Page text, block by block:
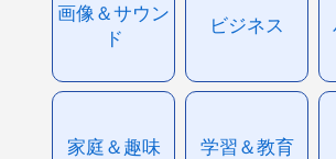
画像＆サウン
ド
ビジネス
家庭＆趣味 学習＆教育